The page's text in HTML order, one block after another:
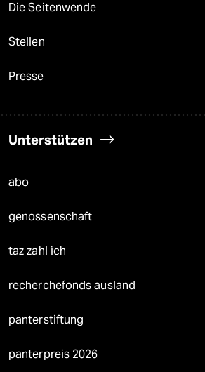
Die Seitenwende
Stellen
Presse
Unterstützen
abo
genossenschaft
taz zahl ich
recherchefonds ausland
panterstiftung
panterpreis 2026